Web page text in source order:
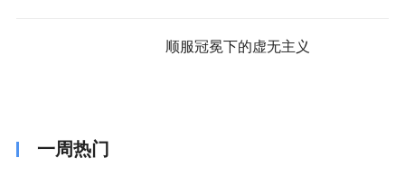
顺服冠冕下的虚无主义
一周热门